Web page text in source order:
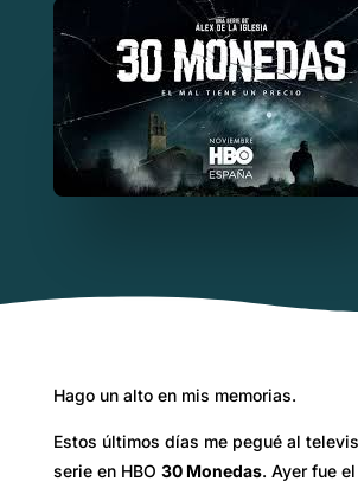
Hago un alto en mis memorias.
Estos últimos días me pegué al
serie en HBO 30 Monedas. Ayer fue